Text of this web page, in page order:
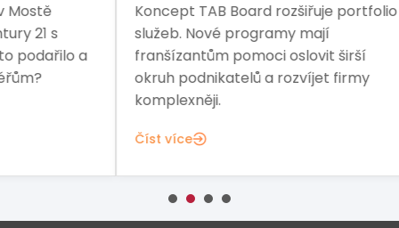
a
Koncept TAB Board rozšiřuje portfolio
služeb. Nové programy mají
franšízantům pomoci oslovit širší
okruh podnikatelů a rozvíjet firmy
komplexněji.